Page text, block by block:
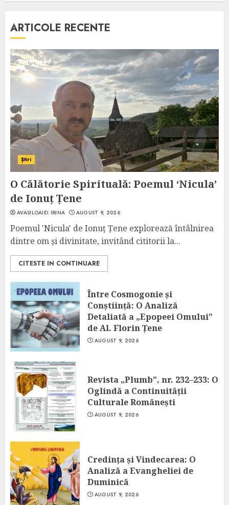
ARTICOLE RECENTE
5 min read
Știri
O Călătorie Spirituală: Poemul ‘Nicula’
de Ionuț Țene
AVASILOAIEI IRINA AUGUST 9, 2026
Poemul 'Nicula' de Ionuț Țene explorează întâlnirea
dintre om și divinitate, invitând cititorii la...
CITESTE IN CONTINUARE
Între Cosmogonie și
Conștiință: O Analiză
Detaliată a „Epopeei Omului”
de Al. Florin Țene
AUGUST 9, 2026
Revista „Plumb”, nr. 232–233: O
Oglindă a Continuității
Culturale Românești
AUGUST 9, 2026
Credința și Vindecarea: O
Analiză a Evangheliei de
Duminică
AUGUST 9, 2026